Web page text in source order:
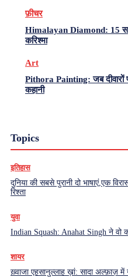
फ़ीचर
Himalayan Diamond: 15
करिश्मा
Art
Pithora Painting: जब दीवारों
कहानी
Topics
इतिहास
दुनिया की सबसे पुरानी दो भाषाएं,एक
रिश्ता
युवा
Indian Squash: Anahat Singh ने वो
शायर
ख़्वाजा एहसानुल्लाह ख़ां: सादा अल्फ़ाज़